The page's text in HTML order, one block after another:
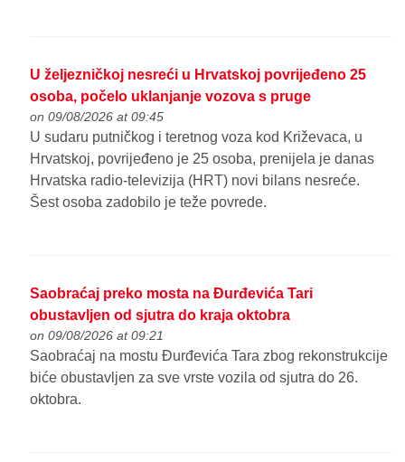
U željezničkoj nesreći u Hrvatskoj povrijeđeno 25
osoba, počelo uklanjanje vozova s pruge
on 09/08/2026 at 09:45
U sudaru putničkog i teretnog voza kod Križevaca, u
Hrvatskoj, povrijeđeno je 25 osoba, prenijela je danas
Hrvatska radio-televizija (HRT) novi bilans nesreće.
Šest osoba zadobilo je teže povrede.
Saobraćaj preko mosta na Đurđevića Tari
obustavljen od sjutra do kraja oktobra
on 09/08/2026 at 09:21
Saobraćaj na mostu Đurđevića Tara zbog rekonstrukcije
biće obustavljen za sve vrste vozila od sjutra do 26.
oktobra.